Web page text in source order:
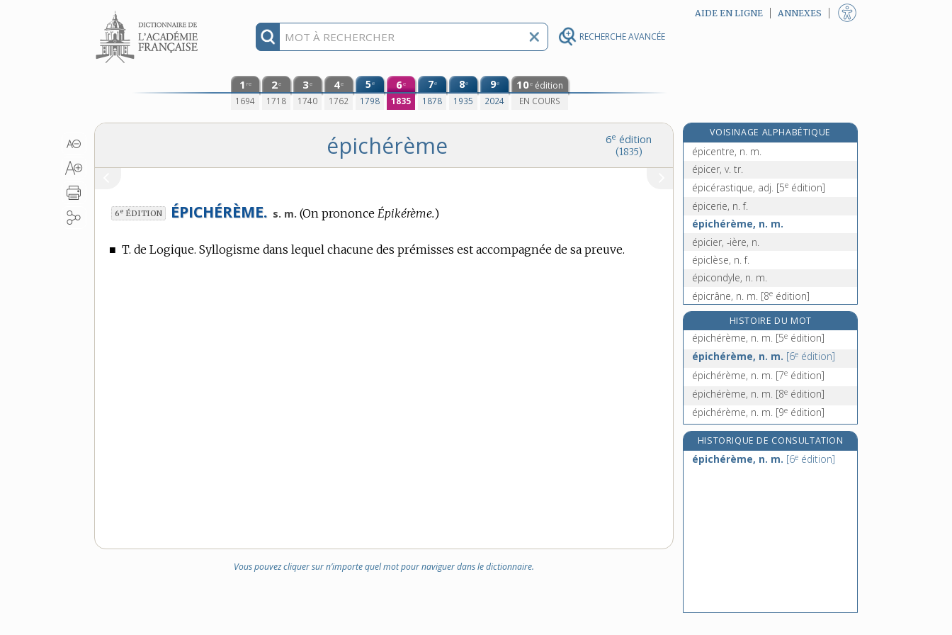
RECHERCHE AVANCÉE
Aller au contenu AIDE EN LIGNE ANNEXES
1 re
1694
2e
1718
3e
1740
4e
1762
5e
1798
6e
1835
7e
1878
8e
1935
9e
2024
10e édition
EN COURS
6e édition
(1835)
épichérème
6e ÉDITION ÉPICHÉRÈME. s. m. (On prononce Épikérème.)
■ T. de Logique. Syllogisme dans lequel chacune des prémisses est accompagnée de sa preuve.
Vous pouvez cliquer sur n’importe quel mot pour naviguer dans le dictionnaire.
VOISINAGE ALPHABÉTIQUE
épicène, adj.
épicentre, n. m.
épicer, v. tr.
épicérastique, adj. [5e édition]
épicerie, n. f.
épichérème, n. m.
épicier, -ière, n.
épiclèse, n. f.
épicondyle, n. m.
épicrâne, n. m. [8e édition]
épicrânien, -ienne, adj.
épicurien, -ienne, adj.
épicurisme, n. m.
épicycle, n. m.
épicycloïdal, -ale, adj.
HISTOIRE DU MOT
épichérème, n. m. [5e édition]
épichérème, n. m. [6e édition]
épichérème, n. m. [7e édition]
épichérème, n. m. [8e édition]
épichérème, n. m. [9e édition]
HISTORIQUE DE CONSULTATION
épichérème, n. m. [6e édition]